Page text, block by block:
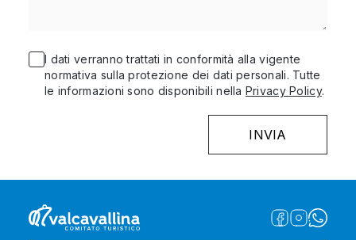
I dati verranno trattati in conformità alla vigente
normativa sulla protezione dei dati personali. Tutte
le informazioni sono disponibili nella Privacy Policy.